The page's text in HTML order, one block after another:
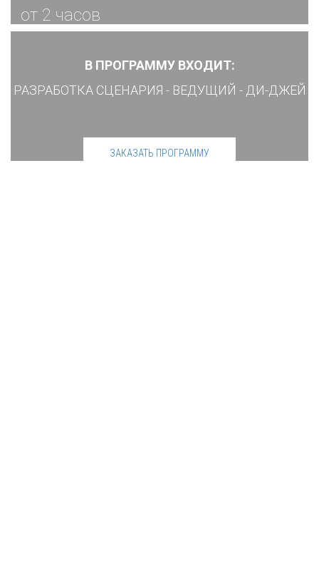
от 2 часов
В ПРОГРАММУ ВХОДИТ:
РАЗРАБОТКА СЦЕНАРИЯ - ВЕДУЩИЙ - ДИ-ДЖЕЙ
ЗАКАЗАТЬ ПРОГРАММУ